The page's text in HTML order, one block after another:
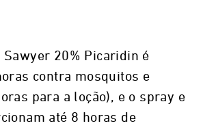
Sawyer 20% Picaridin é
contra mosquitos e
para a loção), e o spray e
até 8 horas de